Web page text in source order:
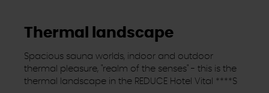
Thermal landscape
Spacious sauna worlds, indoor and outdoor
thermal pleasure, "realm of the senses" - this is the
thermal landscape in the REDUCE Hotel Vital ****S